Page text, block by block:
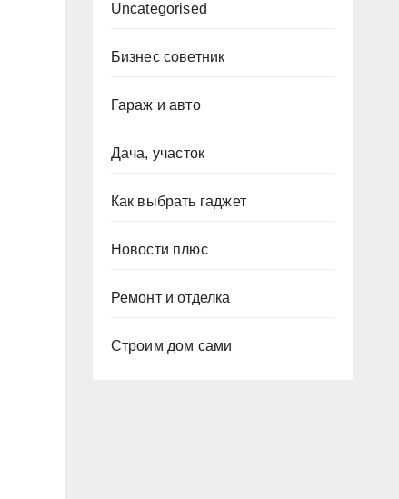
Uncategorised
Бизнес советник
Гараж и авто
Дача, участок
Как выбрать гаджет
Новости плюс
Ремонт и отделка
Строим дом сами